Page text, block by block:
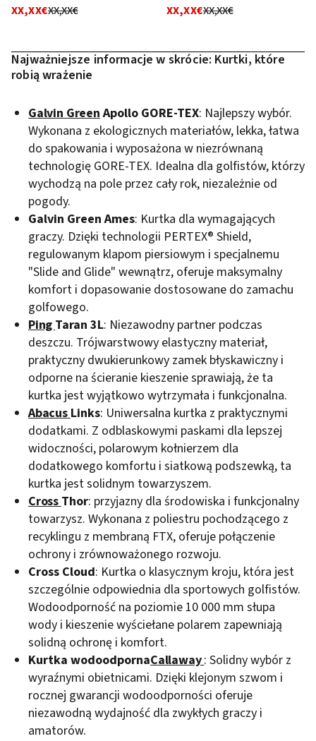
XX,XX€XX,XX€ XX,XX€XX,XX€
Najważniejsze informacje w skrócie: Kurtki, które
robią wrażenie
Galvin GreenApollo GORE-TEX: Najlepszy wybór.
Wykonana z ekologicznych materiałów, lekka, łatwa
do spakowania i wyposażona w niezrównaną
technologię GORE-TEX. Idealna dla golfistów, którzy
wychodzą na pole przez cały rok, niezależnie od
pogody.
Galvin Green Ames: Kurtka dla wymagających
graczy. Dzięki technologii PERTEX® Shield,
regulowanym klapom piersiowym i specjalnemu
"Slide and Glide" wewnątrz, oferuje maksymalny
komfort i dopasowanie dostosowane do zamachu
golfowego.
PingTaran 3L: Niezawodny partner podczas
deszczu. Trójwarstwowy elastyczny materiał,
praktyczny dwukierunkowy zamek błyskawiczny i
odporne na ścieranie kieszenie sprawiają, że ta
kurtka jest wyjątkowo wytrzymała i funkcjonalna.
AbacusLinks: Uniwersalna kurtka z praktycznymi
dodatkami. Z odblaskowymi paskami dla lepszej
widoczności, polarowym kołnierzem dla
dodatkowego komfortu i siatkową podszewką, ta
kurtka jest solidnym towarzyszem.
CrossThor: przyjazny dla środowiska i funkcjonalny
towarzysz. Wykonana z poliestru pochodzącego z
recyklingu z membraną FTX, oferuje połączenie
ochrony i zrównoważonego rozwoju.
Cross Cloud: Kurtka o klasycznym kroju, która jest
szczególnie odpowiednia dla sportowych golfistów.
Wodoodporność na poziomie 10 000 mm słupa
wody i kieszenie wyściełane polarem zapewniają
solidną ochronę i komfort.
Kurtka wodoodpornaCallaway: Solidny wybór z
wyraźnymi obietnicami. Dzięki klejonym szwom i
rocznej gwarancji wodoodporności oferuje
niezawodną wydajność dla zwykłych graczy i
amatorów.